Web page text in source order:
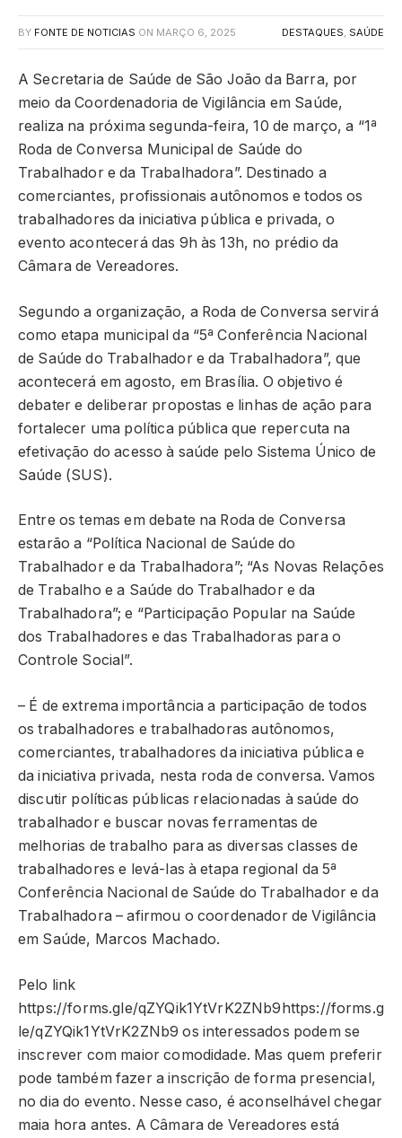
BY FONTE DE NOTICIAS ON MARÇO 6, 2025 DESTAQUES, SAÚDE
A Secretaria de Saúde de São João da Barra, por
meio da Coordenadoria de Vigilância em Saúde,
realiza na próxima segunda-feira, 10 de março, a “1ª
Roda de Conversa Municipal de Saúde do
Trabalhador e da Trabalhadora”. Destinado a
comerciantes, profissionais autônomos e todos os
trabalhadores da iniciativa pública e privada, o
evento acontecerá das 9h às 13h, no prédio da
Câmara de Vereadores.
Segundo a organização, a Roda de Conversa servirá
como etapa municipal da “5ª Conferência Nacional
de Saúde do Trabalhador e da Trabalhadora”, que
acontecerá em agosto, em Brasília. O objetivo é
debater e deliberar propostas e linhas de ação para
fortalecer uma política pública que repercuta na
efetivação do acesso à saúde pelo Sistema Único de
Saúde (SUS).
Entre os temas em debate na Roda de Conversa
estarão a “Política Nacional de Saúde do
Trabalhador e da Trabalhadora”; “As Novas Relações
de Trabalho e a Saúde do Trabalhador e da
Trabalhadora”; e “Participação Popular na Saúde
dos Trabalhadores e das Trabalhadoras para o
Controle Social”.
– É de extrema importância a participação de todos
os trabalhadores e trabalhadoras autônomos,
comerciantes, trabalhadores da iniciativa pública e
da iniciativa privada, nesta roda de conversa. Vamos
discutir políticas públicas relacionadas à saúde do
trabalhador e buscar novas ferramentas de
melhorias de trabalho para as diversas classes de
trabalhadores e levá-las à etapa regional da 5ª
Conferência Nacional de Saúde do Trabalhador e da
Trabalhadora – afirmou o coordenador de Vigilância
em Saúde, Marcos Machado.
Pelo link
https://forms.gle/qZYQik1YtVrK2ZNb9https://forms.g
le/qZYQik1YtVrK2ZNb9 os interessados podem se
inscrever com maior comodidade. Mas quem preferir
pode também fazer a inscrição de forma presencial,
no dia do evento. Nesse caso, é aconselhável chegar
maia hora antes. A Câmara de Vereadores está